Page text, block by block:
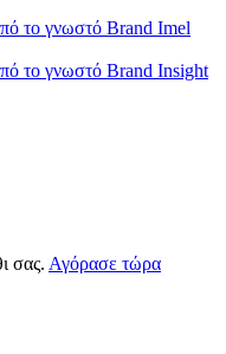
σας. Αγόρασε τώρα